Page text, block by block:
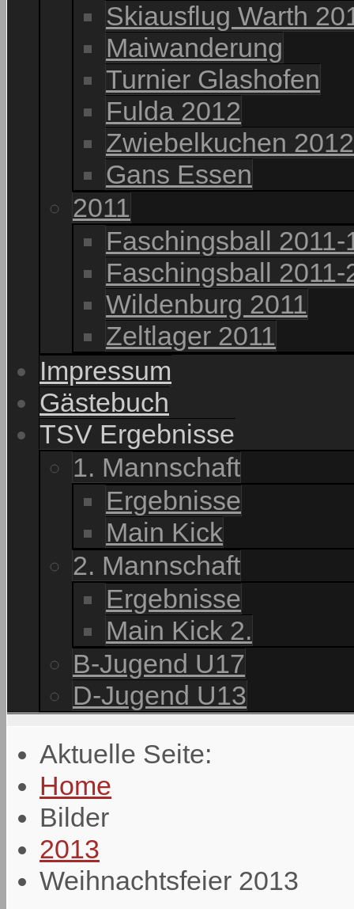
Skiausflug Warth
Maiwanderung
Turnier Glashofen
Fulda 2012
Zwiebelkuchen 2012
Gans Essen
2011
Faschingsball 2011-
Faschingsball 2011-
Wildenburg 2011
Zeltlager 2011
Impressum
Gästebuch
TSV Ergebnisse
1. Mannschaft
Ergebnisse
Main Kick
2. Mannschaft
Ergebnisse
Main Kick 2.
B-Jugend U17
D-Jugend U13
Aktuelle Seite:
Home
Bilder
2013
Weihnachtsfeier 2013